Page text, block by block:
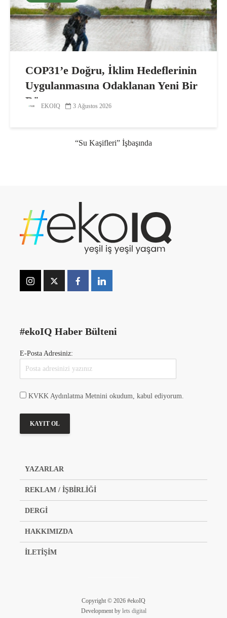
COP31’e Doğru, İklim Hedeflerinin
Uygulanmasına Odaklanan Yeni Bir
Dönem
EKOIQ 3 Ağustos 2026
“Su Kaşifleri” İşbaşında
#ekoIQ Haber Bülteni
E-Posta Adresiniz:
KVKK Aydınlatma Metnini okudum, kabul ediyorum.
YAZARLAR
REKLAM / İŞBİRLİĞİ
DERGİ
HAKKIMIZDA
İLETİŞİM
Copyright © 2026 #ekoIQ
Development by lets digital